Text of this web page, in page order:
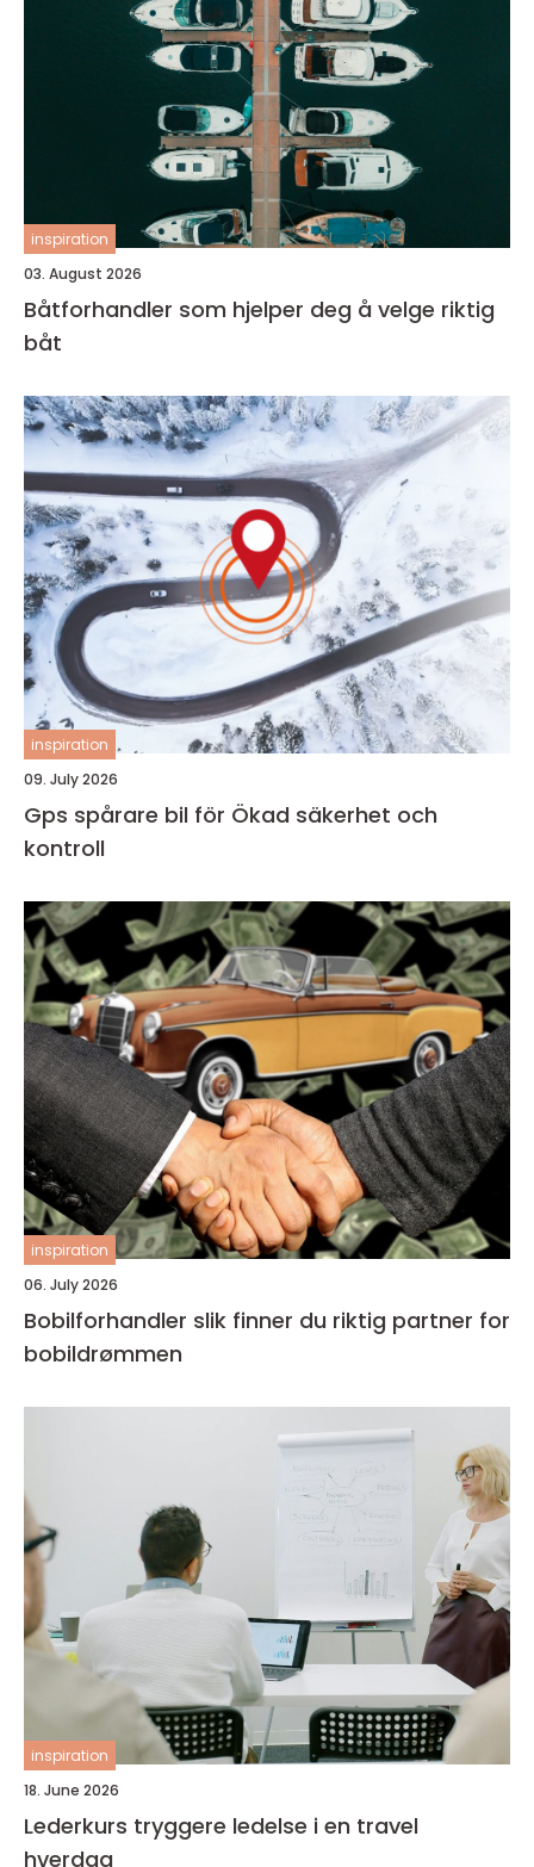
inspiration
03. August 2026
Båtforhandler som hjelper deg å velge riktig
båt
inspiration
09. July 2026
Gps spårare bil för Ökad säkerhet och
kontroll
inspiration
06. July 2026
Bobilforhandler slik finner du riktig partner for
bobildrømmen
inspiration
18. June 2026
Lederkurs tryggere ledelse i en travel
hverdag